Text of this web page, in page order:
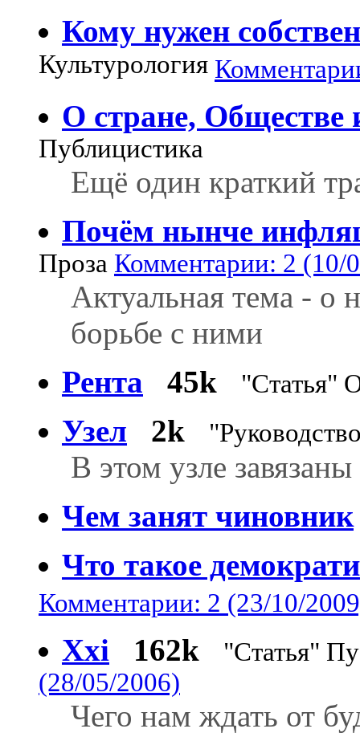
Кому нужен
Культурология
О стране, Обществе
Публицистика
Ещё один краткий
Почём нынче
Проза Комментарии: 2 (10/
Актуальная тема - о
борьбе с ними
Рента
45k "Статья"
Узел 2k
В этом узле
Чем занят чиновник
Что такое
Комментарии: 2 (23/10/
Xxi 162k
"Статья"
(28/05/2006)
Чего нам ждать от